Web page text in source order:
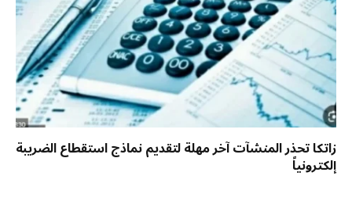
زاتكا تحذر المنشآت آخر مهلة لتقديم نماذج استقطاع الضريبة
إلكترونياً